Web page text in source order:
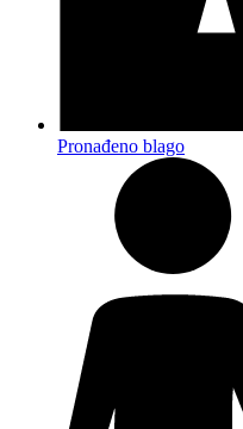
Pronađeno blago